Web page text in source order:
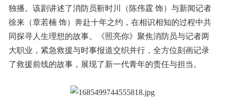
独播。该剧讲述了消防员靳时川（陈伟霆 饰）与新闻记者
徐来（章若楠 饰）奔赴十年之约，在相识相知的过程中共
同探寻人生理想的故事。《照亮你》聚焦消防员与记者两
大职业，紧急救援与时事报道交织并行，全方位刻画记录
了救援前线的故事，展现了新一代青年的责任与担当。